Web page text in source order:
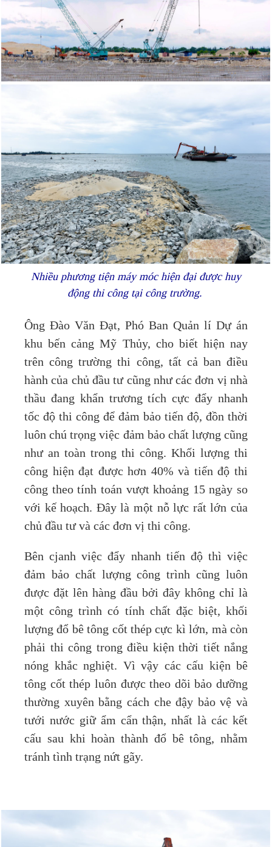
Nhiều phương tiện máy móc hiện đại được huy
động thi công tại công trường.
Ông Đào Văn Đạt, Phó Ban Quản lí Dự án
khu bến cảng Mỹ Thủy, cho biết hiện nay
trên công trường thi công, tất cả ban điều
hành của chủ đầu tư cũng như các đơn vị nhà
thầu đang khẩn trương tích cực đẩy nhanh
tốc độ thi công để đảm bảo tiến độ, đồn thời
luôn chú trọng việc đảm bảo chất lượng cũng
như an toàn trong thi công. Khối lượng thi
công hiện đạt được hơn 40% và tiến độ thi
công theo tính toán vượt khoảng 15 ngày so
với kế hoạch. Đây là một nỗ lực rất lớn của
chủ đầu tư và các đơn vị thi công.
Bên cjanh việc đẩy nhanh tiến độ thì việc
đảm bảo chất lượng công trình cũng luôn
được đặt lên hàng đầu bởi đây không chỉ là
một công trình có tính chất đặc biệt, khối
lượng đổ bê tông cốt thép cực kì lớn, mà còn
phải thi công trong điều kiện thời tiết nắng
nóng khắc nghiệt. Vì vậy các cấu kiện bê
tông cốt thép luôn được theo dõi bảo dưỡng
thường xuyên bằng cách che đậy bảo vệ và
tưới nước giữ ẩm cẩn thận, nhất là các kết
cấu sau khi hoàn thành đổ bê tông, nhằm
tránh tình trạng nứt gãy.